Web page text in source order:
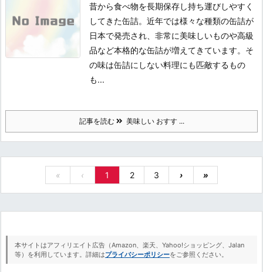
昔から食べ物を長期保存し持ち運びしやすく
してきた缶詰。近年では様々な種類の缶詰が
日本で発売され、非常に美味しいものや高級
品など本格的な缶詰が増えてきています。そ
の味は缶詰にしない料理にも匹敵するもの
も...
記事を読む 美味しい おすす ...
« ‹ 1 2 3 › »
本サイトはアフィリエイト広告（Amazon、楽天、Yahoo!ショッピング、Jalan
等）を利用しています。詳細はプライバシーポリシーをご参照ください。